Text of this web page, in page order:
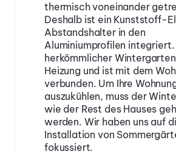
thermisch voneinander
Deshalb ist ein Kunststoff-
Abstandshalter in den
Aluminiumprofilen integriert.
herkömmlicher
Heizung und ist mit dem
verbunden. Um Ihre
auszukühlen, muss der
wie der Rest des Hauses
werden. Wir haben uns auf
Installation von
fokussiert.